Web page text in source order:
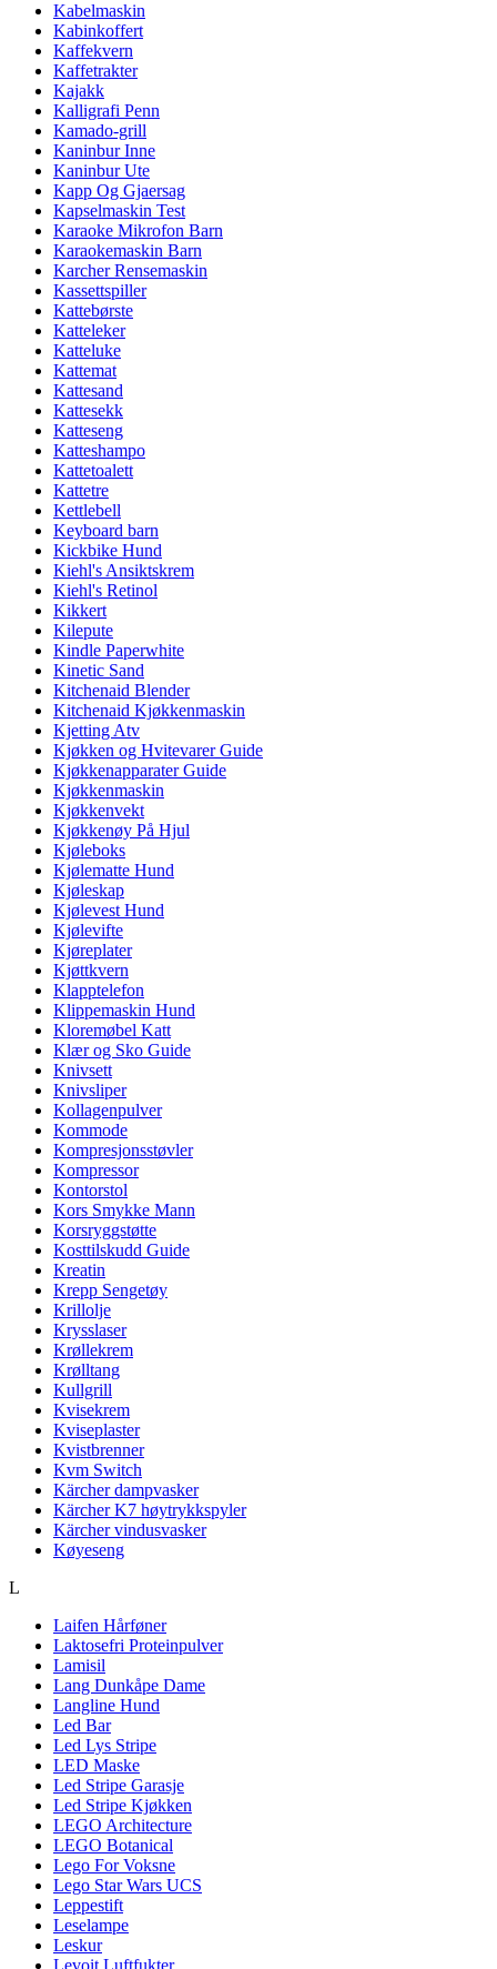
Kabelmaskin
Kabinkoffert
Kaffekvern
Kaffetrakter
Kajakk
Kalligrafi Penn
Kamado-grill
Kaninbur Inne
Kaninbur Ute
Kapp Og Gjaersag
Kapselmaskin Test
Karaoke Mikrofon Barn
Karaokemaskin Barn
Karcher Rensemaskin
Kassettspiller
Kattebørste
Katteleker
Katteluke
Kattemat
Kattesand
Kattesekk
Katteseng
Katteshampo
Kattetoalett
Kattetre
Kettlebell
Keyboard barn
Kickbike Hund
Kiehl's Ansiktskrem
Kiehl's Retinol
Kikkert
Kilepute
Kindle Paperwhite
Kinetic Sand
Kitchenaid Blender
Kitchenaid Kjøkkenmaskin
Kjetting Atv
Kjøkken og Hvitevarer Guide
Kjøkkenapparater Guide
Kjøkkenmaskin
Kjøkkenvekt
Kjøkkenøy På Hjul
Kjøleboks
Kjølematte Hund
Kjøleskap
Kjølevest Hund
Kjølevifte
Kjøreplater
Kjøttkvern
Klapptelefon
Klippemaskin Hund
Kloremøbel Katt
Klær og Sko Guide
Knivsett
Knivsliper
Kollagenpulver
Kommode
Kompresjonsstøvler
Kompressor
Kontorstol
Kors Smykke Mann
Korsryggstøtte
Kosttilskudd Guide
Kreatin
Krepp Sengetøy
Krillolje
Krysslaser
Krøllekrem
Krølltang
Kullgrill
Kvisekrem
Kviseplaster
Kvistbrenner
Kvm Switch
Kärcher dampvasker
Kärcher K7 høytrykkspyler
Kärcher vindusvasker
Køyeseng
L
Laifen Hårføner
Laktosefri Proteinpulver
Lamisil
Lang Dunkåpe Dame
Langline Hund
Led Bar
Led Lys Stripe
LED Maske
Led Stripe Garasje
Led Stripe Kjøkken
LEGO Architecture
LEGO Botanical
Lego For Voksne
Lego Star Wars UCS
Leppestift
Leselampe
Leskur
Levoit Luftfukter